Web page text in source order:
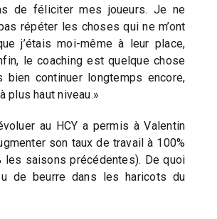
de féliciter mes joueurs. Je ne
répéter les choses qui ne m’ont
j’étais moi-même à leur place,
le coaching est quelque chose
bien continuer longtemps encore,
plus haut niveau.»
au HCY a permis à Valentin
son taux de travail à 100%
les saisons précédentes). De quoi
de beurre dans les haricots du